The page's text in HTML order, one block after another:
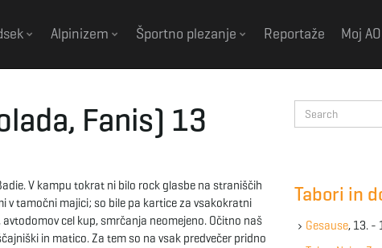
Alpinizem Športno plezanje Reportaže Moj AO
Fanis) 13
V kampu tokrat ni bilo rock glasbe na straniščih
v tamočni majici; so bile pa kartice za vsakokratni
cel kup, smrčanja neomejeno. Očitno naš
in matico. Za tem so na vsak predvečer pridno
e
e
Tabori in
Gesause, 13. -